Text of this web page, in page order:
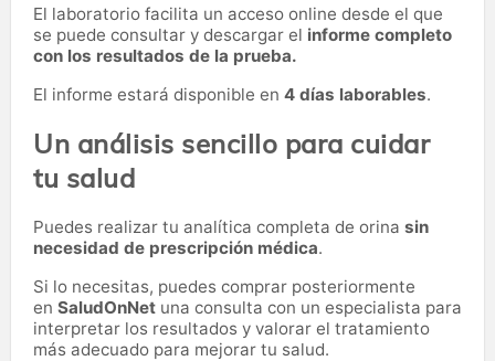
El laboratorio facilita un acceso online desde el que
se puede consultar y descargar el informe completo
con los resultados de la prueba.
El informe estará disponible en 4 días laborables.
Un análisis sencillo para cuidar
tu salud
Puedes realizar tu analítica completa de orina sin
necesidad de prescripción médica.
Si lo necesitas, puedes comprar posteriormente
en SaludOnNet una consulta con un especialista para
interpretar los resultados y valorar el tratamiento
más adecuado para mejorar tu salud.